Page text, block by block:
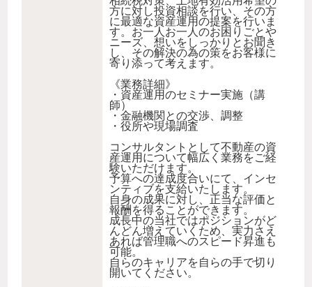
方に対し投資相談を行い、その方
に最適な資産運用の提案を行いま
す。お一人お一人のお困りごとや
ニーズ、想いをしっかりとお聞き
し、その解決の為の策をお客様に
寄り添って考えます。
《業務詳細》
・資産運用のセミナー実施（講
師）
・金融機関との交渉、調整
・役所や現場調査
コンサルタントとして不動産の資
産運用について幅広く業務をご経
験いただけます。
予算への達成度合いにて、インセ
ンティブを支給いたします。
自身の成果に対し、正当な評価と
報酬を得ることができます。
成長中の当社ではポジションがど
んどん増えていくため、実力さえ
あれば管理職へのスピード昇進も
可能。
自らのキャリアを自らの手で切り
開いてください。